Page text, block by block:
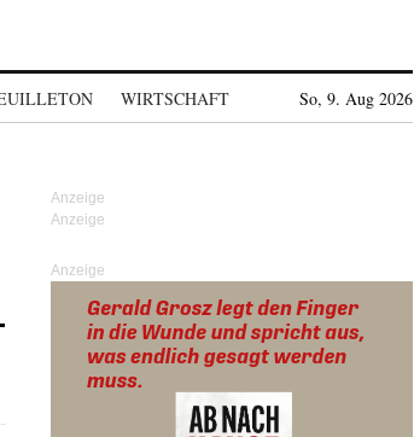
WIRTSCHAFT So, 9. Aug 2026
Anzeige